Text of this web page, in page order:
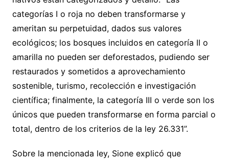
categorías I o roja no deben transformarse y
ameritan su perpetuidad, dados sus valores
ecológicos; los bosques incluidos en categoría II o
amarilla no pueden ser deforestados, pudiendo ser
restaurados y sometidos a aprovechamiento
sostenible, turismo, recolección e investigación
científica; finalmente, la categoría III o verde son los
únicos que pueden transformarse en forma parcial o
total, dentro de los criterios de la ley 26.331”.
Sobre la mencionada ley, Sione explicó que